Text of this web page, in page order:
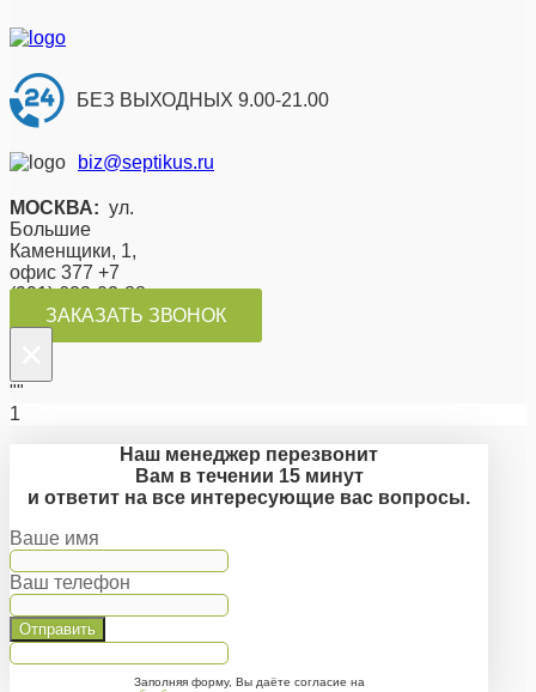
БЕЗ ВЫХОДНЫХ 9.00-21.00
biz@septikus.ru
МОСКВА: ул.
Большие
Каменщики, 1,
офис 377 +7
(991) 623-02-88
ЗАКАЗАТЬ ЗВОНОК
""
1
Наш менеджер перезвонит
Вам в течении 15 минут
и ответит на все интересующие вас вопросы.
Ваше имя
Ваш телефон
Отправить
Заполняя форму, Вы даёте согласие на